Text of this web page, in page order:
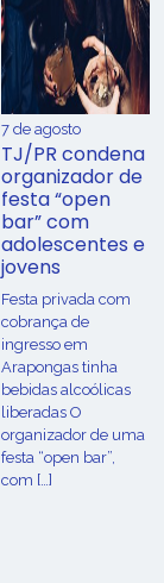
7 de agosto
TJ/PR condena
organizador de
festa “open
bar” com
adolescentes e
jovens
Festa privada com
cobrança de
ingresso em
Arapongas tinha
bebidas alcoólicas
liberadas O
organizador de uma
festa “open bar”,
com […]